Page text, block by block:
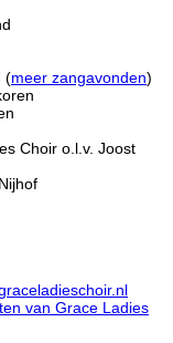
(meer zangavonden)
Choir o.l.v. Joost
van Grace Ladies